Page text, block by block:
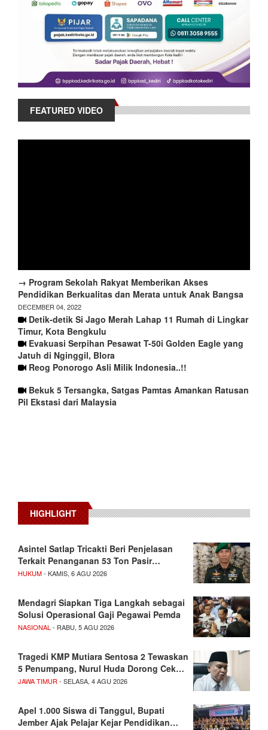
FEATURED VIDEO
→ Program Sekolah Rakyat Memberikan Akses
Pendidikan Berkualitas dan Merata untuk Anak Bangsa
DECEMBER 04, 2022
Detik-detik Si Jago Merah Lahap 11 Rumah di Lingkar
Timur, Kota Bengkulu
Evakuasi Serpihan Pesawat T-50i Golden Eagle yang
Jatuh di Nginggil, Blora
Reog Ponorogo Asli Milik Indonesia..!!
Bekuk 5 Tersangka, Satgas Pamtas Amankan Ratusan
Pil Ekstasi dari Malaysia
HIGHLIGHT
Asintel Satlap Tricakti Beri Penjelasan
Terkait Penanganan 53 Ton Pasir…
HUKUM- KAMIS, 6 AGU 2026
Mendagri Siapkan Tiga Langkah sebagai
Solusi Operasional Gaji Pegawai Pemda
NASIONAL - RABU, 5 AGU 2026
Tragedi KMP Mutiara Sentosa 2 Tewaskan
5 Penumpang, Nurul Huda Dorong Cek…
JAWA TIMUR - SELASA, 4 AGU 2026
Apel 1.000 Siswa di Tanggul, Bupati
Jember Ajak Pelajar Kejar Pendidikan…